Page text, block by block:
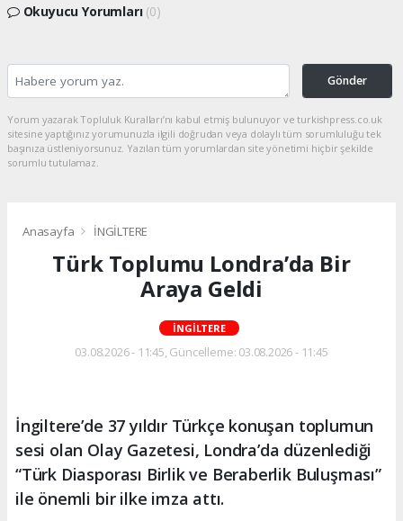
Okuyucu Yorumları (0)
Gönder
Yorum yazarak Topluluk Kuralları’nı kabul etmiş bulunuyor ve turkishpress.co.uk
sitesine yaptığınız yorumunuzla ilgili doğrudan veya dolaylı tüm sorumluluğu tek
başınıza üstleniyorsunuz. Yazılan tüm yorumlardan site yönetimi hiçbir şekilde
sorumlu tutulamaz.
Anasayfa İNGİLTERE
Türk Toplumu Londra’da Bir
Araya Geldi
İNGİLTERE
03.08.2026 - 11:45, Güncelleme: 03.08.2026 - 11:45
İngiltere’de 37 yıldır Türkçe konuşan toplumun
sesi olan Olay Gazetesi, Londra’da düzenlediği
“Türk Diasporası Birlik ve Beraberlik Buluşması”
ile önemli bir ilke imza attı.